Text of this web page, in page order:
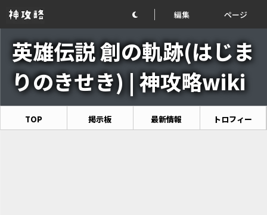
編集 ページ
英雄伝説 創の軌跡(はじま
りのきせき) | 神攻略wiki
TOP 掲示板 最新情報 トロフィー